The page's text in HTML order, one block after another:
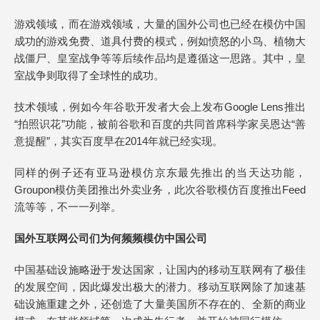
游戏领域，而在游戏领域，大量的国外公司也已经在模仿中国
成功的游戏免费、道具付费的模式，例如愤怒的小鸟、植物大
战僵尸、皇室战争等等后续作品均是遵循这一思路。其中，皇
室战争则取得了全球性的成功。
技术领域，例如今年谷歌开发者大会上发布Google Lens推出
“拍照识花”功能，被前谷歌和百度的共同首席科学家吴恩达“善
意提醒”，其实百度早在2014年就已经实现。
同样的例子还有亚马逊模仿京东最先推出的当天达功能，
Groupon模仿美团推出外卖业务，此次谷歌模仿百度推出Feed
流等等，不一一列举。
国外互联网公司们为何频频模仿中国公司
中国基础设施略逊于发达国家，让国内的移动互联网有了极佳
的发展空间，因此爆发出极大的潜力。移动互联网除了加速基
础设施重建之外，还创造了大量美国所不存在的、全新的商业